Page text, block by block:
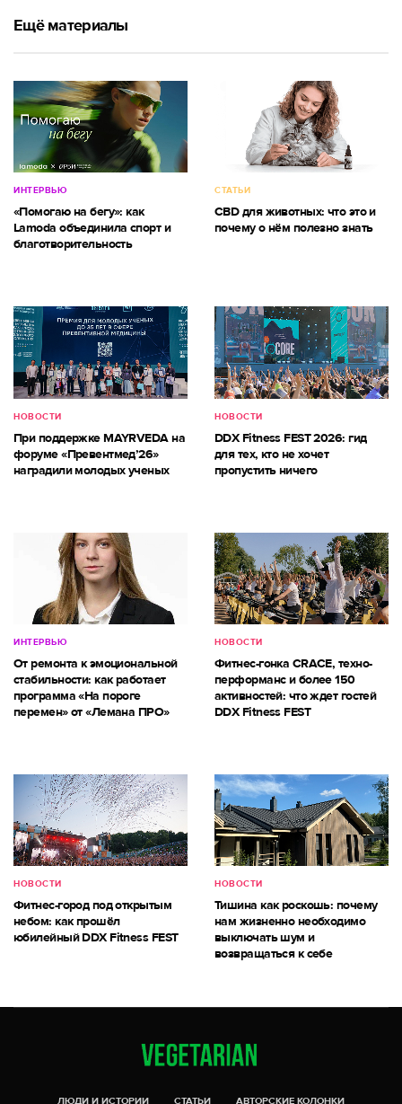
Ещё материалы
ИНТЕРВЬЮ
«Помогаю на бегу»: как
Lamoda объединила спорт и
благотворительность
СТАТЬИ
CBD для животных: что это и
почему о нём полезно знать
НОВОСТИ
При поддержке MAYRVEDA на
форуме «Превентмед’26»
наградили молодых ученых
НОВОСТИ
DDX Fitness FEST 2026: гид
для тех, кто не хочет
пропустить ничего
ИНТЕРВЬЮ
От ремонта к эмоциональной
стабильности: как работает
программа «На пороге
перемен» от «Лемана ПРО»
НОВОСТИ
Фитнес-гонка CRACE, техно-
перформанс и более 150
активностей: что ждет гостей
DDX Fitness FEST
НОВОСТИ
Фитнес-город под открытым
небом: как прошёл
юбилейный DDX Fitness FEST
НОВОСТИ
Тишина как роскошь: почему
нам жизненно необходимо
выключать шум и
возвращаться к себе
ЛЮДИ И ИСТОРИИ СТАТЬИ АВТОРСКИЕ КОЛОНКИ